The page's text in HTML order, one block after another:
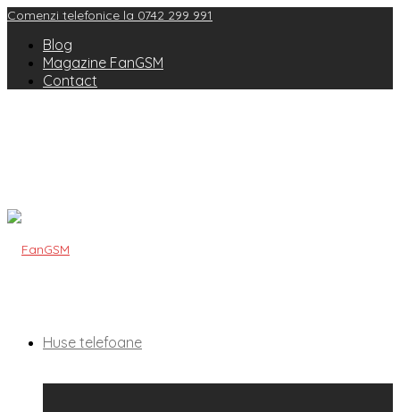
Comenzi telefonice la 0742 299 991
Blog
Magazine FanGSM
Contact
Huse telefoane